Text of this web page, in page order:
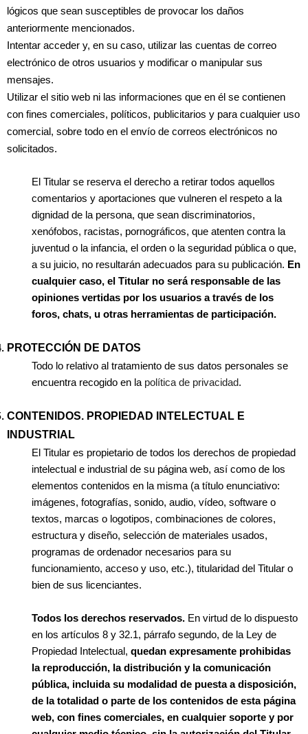
lógicos que sean susceptibles de provocar los daños
anteriormente mencionados.
Intentar acceder y, en su caso, utilizar las cuentas de correo
electrónico de otros usuarios y modificar o manipular sus
mensajes.
Utilizar el sitio web ni las informaciones que en él se contienen
con fines comerciales, políticos, publicitarios y para cualquier uso
comercial, sobre todo en el envío de correos electrónicos no
solicitados.
El Titular se reserva el derecho a retirar todos aquellos
comentarios y aportaciones que vulneren el respeto a la
dignidad de la persona, que sean discriminatorios,
xenófobos, racistas, pornográficos, que atenten contra la
juventud o la infancia, el orden o la seguridad pública o que,
a su juicio, no resultarán adecuados para su publicación. En
cualquier caso, el Titular no será responsable de las
opiniones vertidas por los usuarios a través de los
foros, chats, u otras herramientas de participación.
PROTECCIÓN DE DATOS
Todo lo relativo al tratamiento de sus datos personales se
encuentra recogido en la política de privacidad.
CONTENIDOS. PROPIEDAD INTELECTUAL E
INDUSTRIAL
El Titular es propietario de todos los derechos de propiedad
intelectual e industrial de su página web, así como de los
elementos contenidos en la misma (a título enunciativo:
imágenes, fotografías, sonido, audio, vídeo, software o
textos, marcas o logotipos, combinaciones de colores,
estructura y diseño, selección de materiales usados,
programas de ordenador necesarios para su
funcionamiento, acceso y uso, etc.), titularidad del Titular o
bien de sus licenciantes.
Todos los derechos reservados. En virtud de lo dispuesto
en los artículos 8 y 32.1, párrafo segundo, de la Ley de
Propiedad Intelectual, quedan expresamente prohibidas
la reproducción, la distribución y la comunicación
pública, incluida su modalidad de puesta a disposición,
de la totalidad o parte de los contenidos de esta página
web, con fines comerciales, en cualquier soporte y por